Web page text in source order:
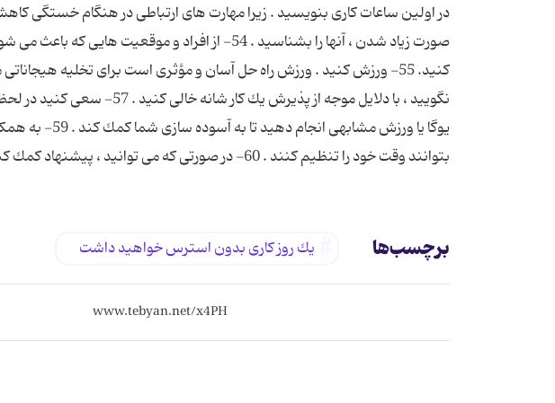
صورت زیاد شدن ، آنها را بشناسید . 54- از افراد و
یوگا یا ورزش
بتوانند وقت خود را تنظیم كنند . 60- در صورتی كه می توانید ، پیشنهاد كمك كنید .
برچسب‌ها یك روز كاری بدون استرس خواهید داشت